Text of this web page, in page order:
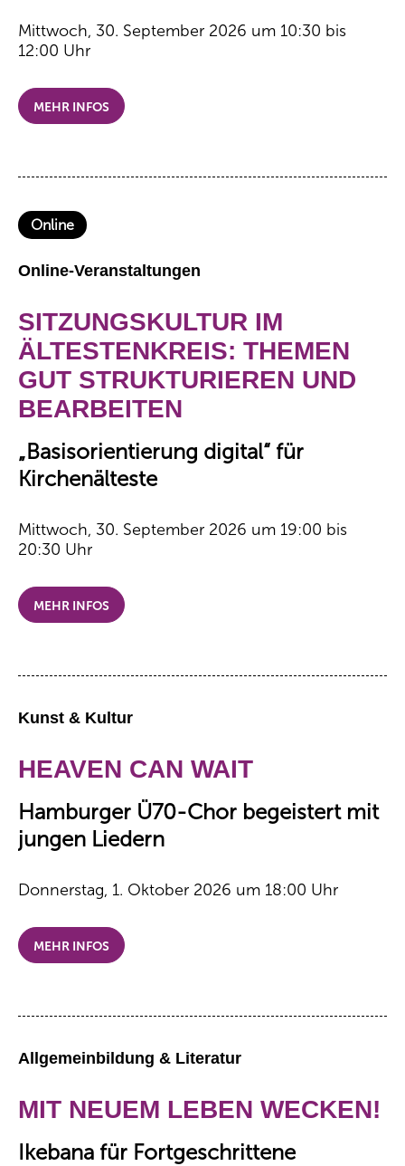
Mittwoch, 30. September 2026 um 10:30 bis
12:00 Uhr
MEHR INFOS
Online
Online-Veranstaltungen
SITZUNGSKULTUR IM
ÄLTESTENKREIS: THEMEN
GUT STRUKTURIEREN UND
BEARBEITEN
„Basisorientierung digital“ für
Kirchenälteste
Mittwoch, 30. September 2026 um 19:00 bis
20:30 Uhr
MEHR INFOS
Kunst & Kultur
HEAVEN CAN WAIT
Hamburger Ü70-Chor begeistert mit
jungen Liedern
Donnerstag, 1. Oktober 2026 um 18:00 Uhr
MEHR INFOS
Allgemeinbildung & Literatur
MIT NEUEM LEBEN WECKEN!
Ikebana für Fortgeschrittene